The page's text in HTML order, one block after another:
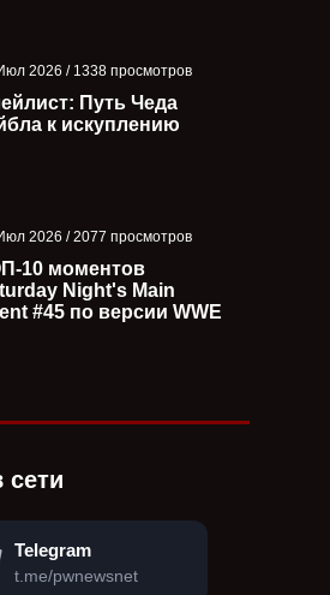
2026 / 1338 просмотров
Путь Чеда
к искуплению
2026 / 2077 просмотров
10 моментов
Night's Main
#45 по версии WWE
Telegram
t.me/pwnewsnet